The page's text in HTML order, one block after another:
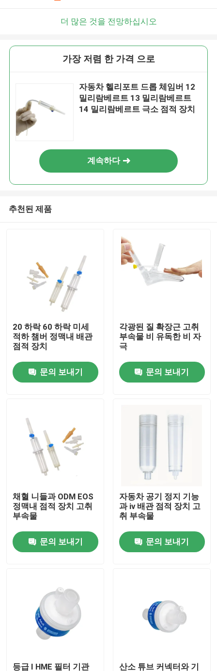
제품 소개
회사 소개
품질 관리
연락처
의학 실리콘 고무
의학 고무마개
충돌 시린지 플런저
더 많은 것을 전망하십시오
가장 저렴 한 가격 으로
자동차 헬리포트 드롭 체임버 12
밀리람베르트 13 밀리람베르트
14 밀리람베르트 극소 점적 장치
계속하다
추천된 제품
20 하락 60 하락 미세
적하 챔버 정맥내 배관
점적 장치
문의 보내기
각광된 질 확장근 고취
부속물 비 유독한 비 자
극
문의 보내기
채혈 니들과 ODM EOS
정맥내 점적 장치 고취
부속물
문의 보내기
자동차 공기 정지 기능
과 iv 배관 점적 장치 고
취 부속물
문의 보내기
등급 I HME 필터 기관 산소 튜브 커넥터와 기